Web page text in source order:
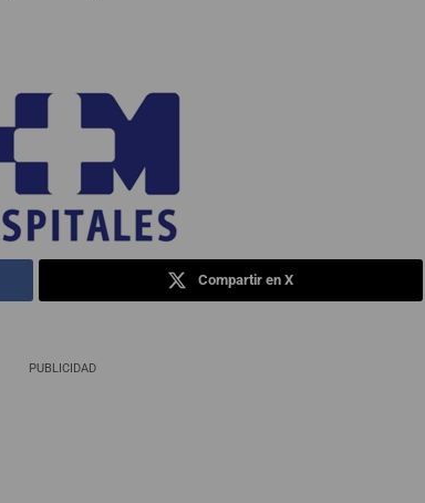
Compartir en X
PUBLICIDAD